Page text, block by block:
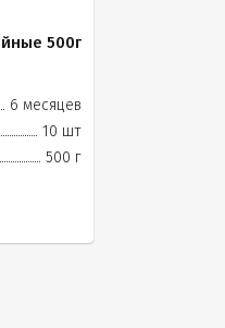
500г
6 месяцев
10 шт
500 г